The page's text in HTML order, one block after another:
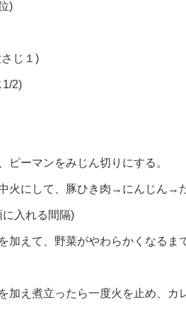
)
じ１)
2)
ーマンをみじん切りにする。
火にして、豚ひき肉→にんじん→
入れる間隔)
加えて、野菜がやわらかくなるま
加え煮立ったら一度火を止め、カ